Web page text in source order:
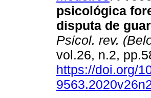
psicológica
disputa de
Psicol. rev.
vol.26, n.2,
https://doi.org/